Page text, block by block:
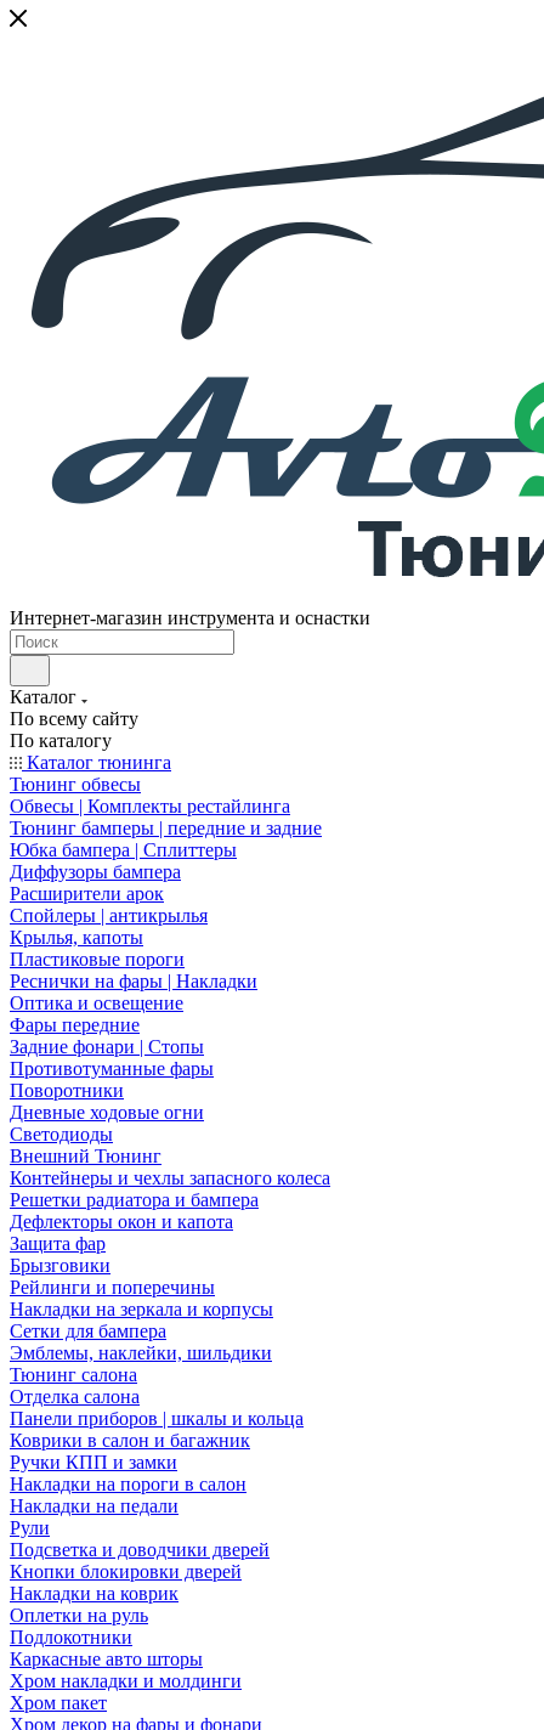
Интернет-магазин инструмента и оснастки
Каталог
По всему сайту
По каталогу
Каталог тюнинга
Тюнинг обвесы
Обвесы | Комплекты рестайлинга
Тюнинг бамперы | передние и задние
Юбка бампера | Сплиттеры
Диффузоры бампера
Расширители арок
Спойлеры | антикрылья
Крылья, капоты
Пластиковые пороги
Реснички на фары | Накладки
Оптика и освещение
Фары передние
Задние фонари | Стопы
Противотуманные фары
Поворотники
Дневные ходовые огни
Светодиоды
Внешний Тюнинг
Контейнеры и чехлы запасного колеса
Решетки радиатора и бампера
Дефлекторы окон и капота
Защита фар
Брызговики
Рейлинги и поперечины
Накладки на зеркала и корпусы
Сетки для бампера
Эмблемы, наклейки, шильдики
Тюнинг салона
Отделка салона
Панели приборов | шкалы и кольца
Коврики в салон и багажник
Ручки КПП и замки
Накладки на пороги в салон
Накладки на педали
Рули
Подсветка и доводчики дверей
Кнопки блокировки дверей
Накладки на коврик
Оплетки на руль
Подлокотники
Каркасные авто шторы
Хром накладки и молдинги
Хром пакет
Хром декор на фары и фонари